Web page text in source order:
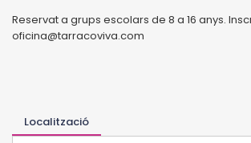
Reservat a grups escolars de 8 a 16 anys.
oficina@tarracoviva.com
Localització